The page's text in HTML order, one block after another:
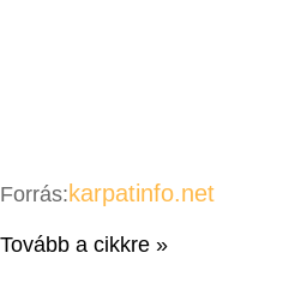
Forrás: karpatinfo.net
Tovább a cikkre »